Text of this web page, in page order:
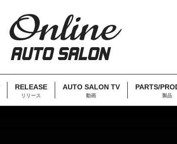
RELEASE
リリース
AUTO SALON TV
動画
PARTS/
製品